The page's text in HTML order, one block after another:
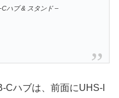
ハブ & スタンド –
ハブは、前面にUHS-I